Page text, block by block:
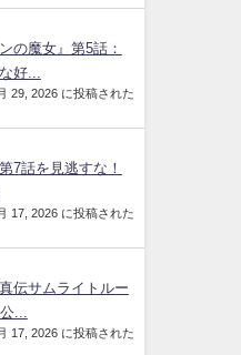
の魔女』第5話：
好...
29, 2026 に投稿された
7話を見逃すな！
17, 2026 に投稿された
伝サムライトルー
...
17, 2026 に投稿された